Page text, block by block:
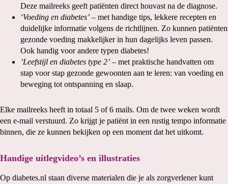
Deze mailreeks geeft patiënten direct houvast na de diagnose.
‘Voeding en diabetes’ – met handige tips, lekkere recepten en
duidelijke informatie volgens de richtlijnen. Zo kunnen patiënten
gezonde voeding makkelijker in hun dagelijks leven passen.
Ook handig voor andere typen diabetes!
’Leefstijl en diabetes type 2’ – met praktische handvatten om
stap voor stap gezonde gewoonten aan te leren: van voeding en
beweging tot ontspanning en slaap.
Elke mailreeks heeft in totaal 5 of 6 mails. Om de twee weken wordt
een e-mail verstuurd. Zo krijgt je patiënt in een rustig tempo informatie
binnen, die ze kunnen bekijken op een moment dat het uitkomt.
Handige uitlegvideo’s en illustraties
Op diabetes.nl staan diverse materialen die je als zorgverlener kunt